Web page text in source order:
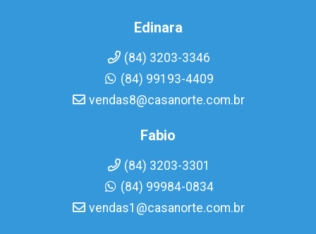
Edinara
(84) 3203-3346
(84) 99193-4409
vendas8@casanorte.com.br
Fabio
(84) 3203-3301
(84) 99984-0834
vendas1@casanorte.com.br